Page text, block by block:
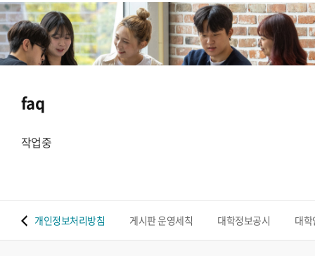
faq
작업중
개인정보처리방침 게시판 운영세칙 대학정보공시 대